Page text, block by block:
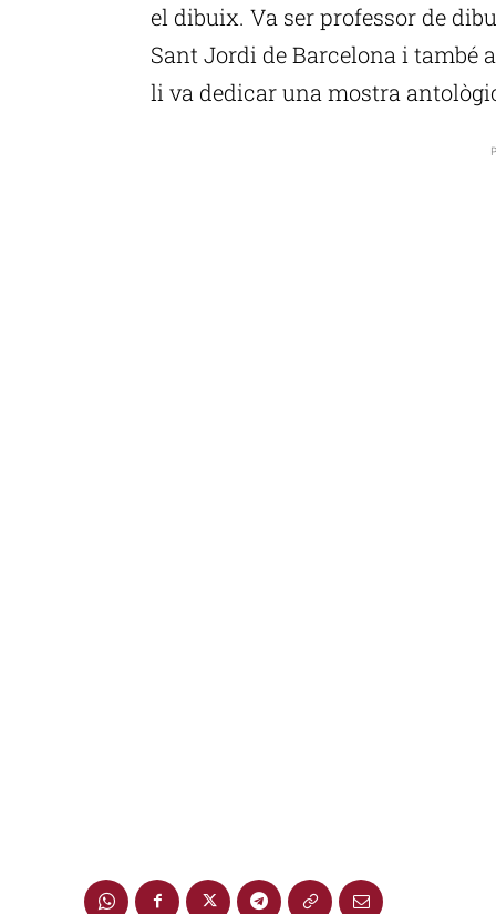
el dibuix. Va ser professor de
Sant Jordi de Barcelona i també
li va dedicar una mostra